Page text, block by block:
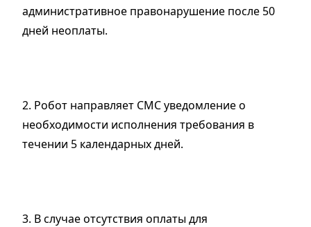
административное правонарушение после 50
дней неоплаты.
2. Робот направляет СМС уведомление о
необходимости исполнения требования в
течении 5 календарных дней.
3. В случае отсутствия оплаты для